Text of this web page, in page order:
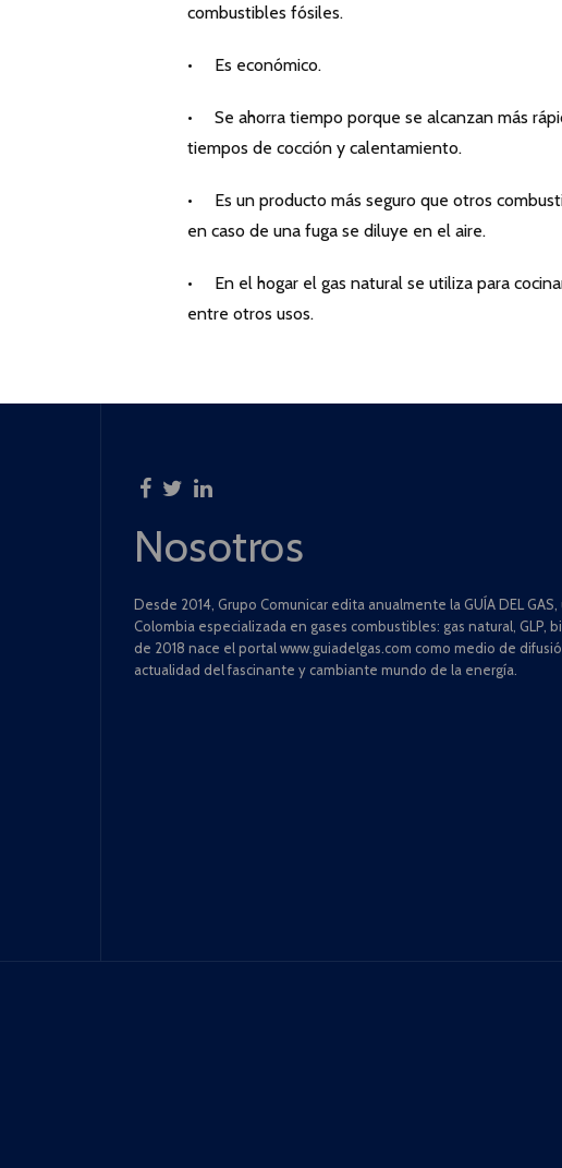
combustibles fósiles.
• Es económico.
• Se ahorra tiempo porque se alcanzan más
tiempos de cocción y calentamiento.
• Es un producto más seguro que otros
en caso de una fuga se diluye en el aire.
• En el hogar el gas natural se utiliza para
entre otros usos.
Nosotros
Desde 2014, Grupo Comunicar edita anualmente la GUÍA DEL
Colombia especializada en gases combustibles: gas natural, GLP,
de 2018 nace el portal www.guiadelgas.com como medio de
actualidad del fascinante y cambiante mundo de la energía.